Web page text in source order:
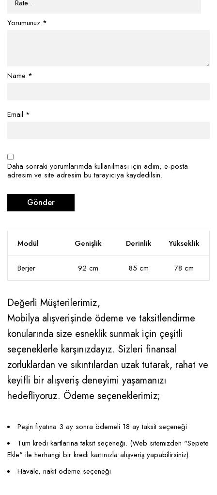
Yorumunuz *
Name *
Email *
Daha sonraki yorumlarımda kullanılması için adım, e-posta
adresim ve site adresim bu tarayıcıya kaydedilsin.
Modül Genişlik Derinlik Yükseklik
Berjer 92 cm 85 cm 78 cm
Değerli Müşterilerimiz,
Mobilya alışverişinde ödeme ve taksitlendirme
konularında size esneklik sunmak için çeşitli
seçeneklerle karşınızdayız. Sizleri finansal
zorluklardan ve sıkıntılardan uzak tutarak, rahat ve
keyifli bir alışveriş deneyimi yaşamanızı
hedefliyoruz. Ödeme seçeneklerimiz;
Peşin fiyatına 3 ay sonra ödemeli 18 ay taksit seçeneği
Tüm kredi kartlarına taksit seçeneği. (Web sitemizden "Sepete
Ekle" ile herhangi bir kredi kartınızla alışveriş yapabilirsiniz).
Havale, nakit ödeme seçeneği